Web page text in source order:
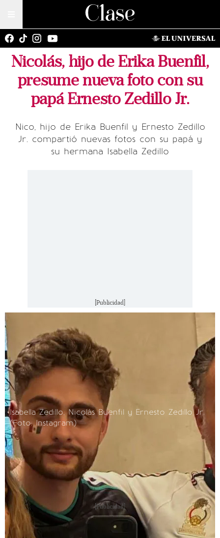
Nicolás, hijo de Erika Buenfil,
presume nueva foto con su
papá Ernesto Zedillo Jr.
Nico, hijo de Erika Buenfil y Ernesto Zedillo
Jr. compartió nuevas fotos con su papá y
su hermana Isabella Zedillo
[Publicidad]
Isabella Zedillo, Nicolás Buenfil y Ernesto Zedillo Jr.
(Foto: Instagram)
[Publicidad]